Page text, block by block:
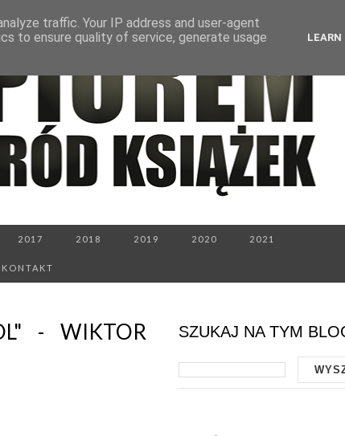
2017 2018 2019 2020 2021
KONTAKT
- WIKTOR
SZUKAJ NA TYM
traffic. Your IP address and user-agent
to ensure quality of service, generate usage
LEARN